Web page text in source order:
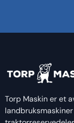
Torp Maskin er et